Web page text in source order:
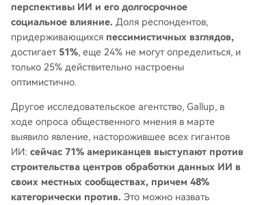
перспективы ИИ и его долгосрочное
социальное влияние. Доля респондентов,
придерживающихся пессимистичных взглядов,
достигает 51%, еще 24% не могут определиться, и
только 25% действительно настроены
оптимистично.
Другое исследовательское агентство, Gallup, в
ходе опроса общественного мнения в марте
выявило явление, насторожившее всех гигантов
ИИ: сейчас 71% американцев выступают против
строительства центров обработки данных ИИ в
своих местных сообществах, причем 48%
категорически против. Это можно назвать